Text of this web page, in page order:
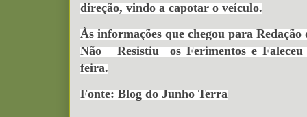
direção, vindo a capotar o veículo.
Às informações que chegou para
Não Resistiu os Ferimentos e Faleceu
feira.
Fonte: Blog do Junho Terra